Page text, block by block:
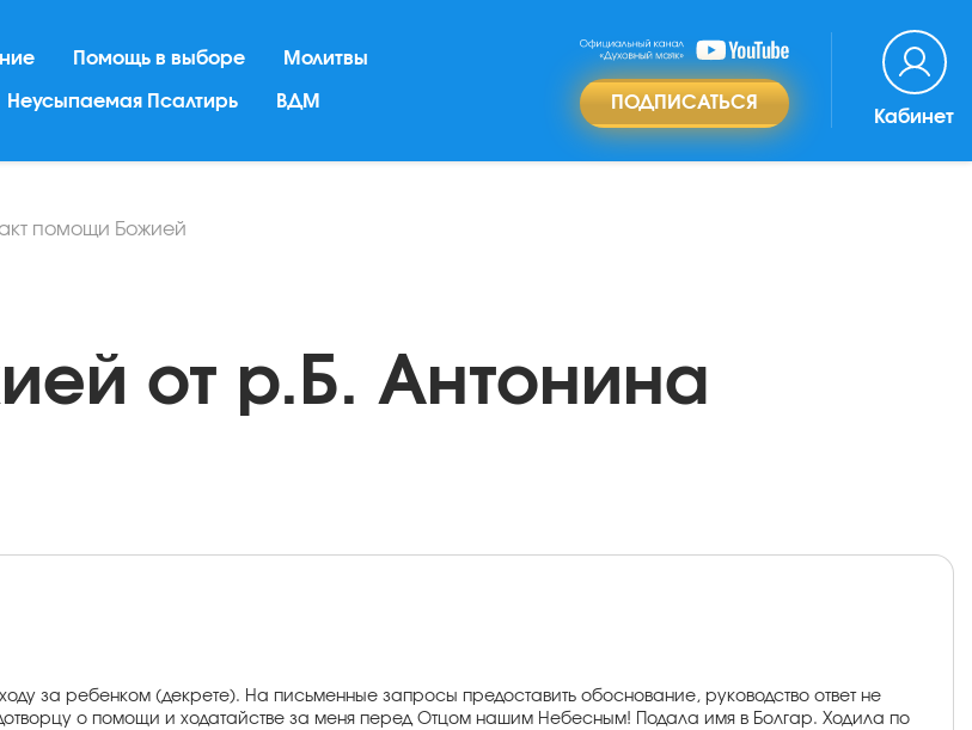
Помощь в выборе Молитвы
Неусыпаемая Псалтирь ВДМ ПОДПИСАТЬСЯ
Кабинет
помощи Божией
от р.Б. Антонина
за ребенком (декрете). На письменные запросы предоставить обоснование, руководство ответ не
о помощи и ходатайстве за меня перед Отцом нашим Небесным! Подала имя в Болгар. Ходила по